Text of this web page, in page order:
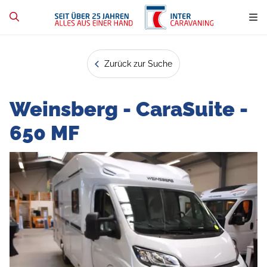
Zurück zur Suche
Weinsberg - CaraSuite -
650 MF